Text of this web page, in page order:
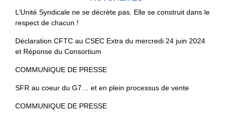
L’Unité Syndicale ne se décrète pas. Elle se construit dans le
respect de chacun !
Déclaration CFTC au CSEC Extra du mercredi 24 juin 2024
et Réponse du Consortium
COMMUNIQUE DE PRESSE
SFR au coeur du G7… et en plein processus de vente
COMMUNIQUE DE PRESSE